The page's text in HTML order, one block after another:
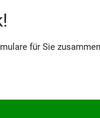
für Sie